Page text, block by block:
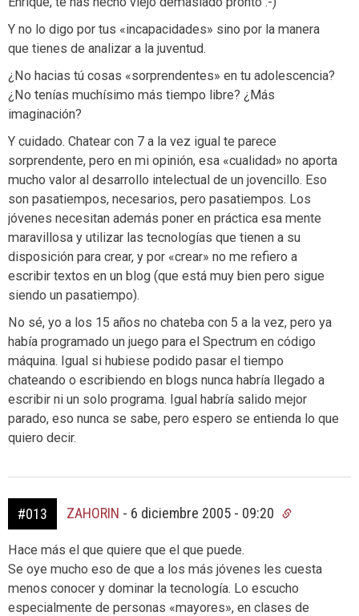
Y no lo digo por tus «incapacidades» sino por la manera
que tienes de analizar a la juventud.
¿No hacias tú cosas «sorprendentes» en tu adolescencia?
¿No tenías muchísimo más tiempo libre? ¿Más
imaginación?
Y cuidado. Chatear con 7 a la vez igual te parece
sorprendente, pero en mi opinión, esa «cualidad» no aporta
mucho valor al desarrollo intelectual de un jovencillo. Eso
son pasatiempos, necesarios, pero pasatiempos. Los
jóvenes necesitan además poner en práctica esa mente
maravillosa y utilizar las tecnologías que tienen a su
disposición para crear, y por «crear» no me refiero a
escribir textos en un blog (que está muy bien pero sigue
siendo un pasatiempo).
No sé, yo a los 15 años no chateba con 5 a la vez, pero ya
había programado un juego para el Spectrum en código
máquina. Igual si hubiese podido pasar el tiempo
chateando o escribiendo en blogs nunca habría llegado a
escribir ni un solo programa. Igual habría salido mejor
parado, eso nunca se sabe, pero espero se entienda lo que
quiero decir.
#013 ZAHORIN - 6 diciembre 2005 - 09:20
Hace más el que quiere que el que puede.
Se oye mucho eso de que a los más jóvenes les cuesta
menos conocer y dominar la tecnología. Lo escucho
especialmente de personas «mayores», en clases de